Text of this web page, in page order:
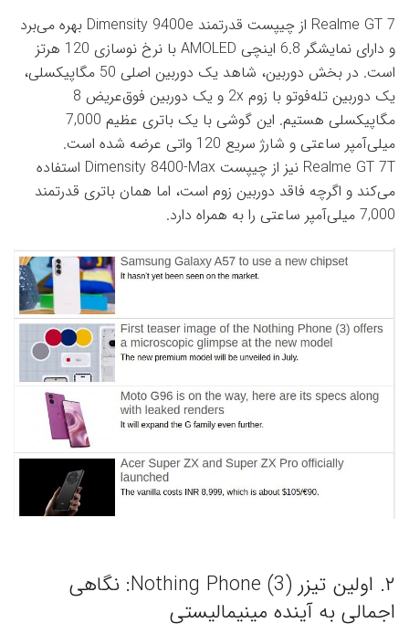
Realme GT 7 از چیپست قدرتمند Dimensity 9400e بهره می‌برد
و دارای نمایشگر 6.8 اینچی AMOLED با نرخ نوسازی 120 هرتز
است. در بخش دوربین، شاهد یک دوربین اصلی 50 مگاپیکسلی،
یک دوربین تله‌فوتو با زوم 2x و یک دوربین فوق‌عریض 8
مگاپیکسلی هستیم. این گوشی با یک باتری عظیم 7,000
میلی‌آمپر ساعتی و شارژ سریع 120 واتی عرضه شده است.
Realme GT 7T نیز از چیپست Dimensity 8400-Max استفاده
می‌کند و اگرچه فاقد دوربین زوم است، اما همان باتری قدرتمند
7,000 میلی‌آمپر ساعتی را به همراه دارد.
۲. اولین تیزر Nothing Phone (3): نگاهی
اجمالی به آینده مینیمالیستی